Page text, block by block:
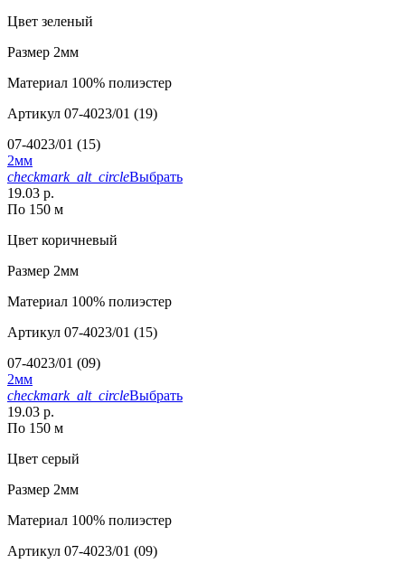
Цвет зеленый
Размер 2мм
Материал 100% полиэстер
Артикул 07-4023/01 (19)
07-4023/01 (15)
2мм
checkmark_alt_circleВыбрать
19.03 р.
По 150 м
Цвет коричневый
Размер 2мм
Материал 100% полиэстер
Артикул 07-4023/01 (15)
07-4023/01 (09)
2мм
checkmark_alt_circleВыбрать
19.03 р.
По 150 м
Цвет серый
Размер 2мм
Материал 100% полиэстер
Артикул 07-4023/01 (09)